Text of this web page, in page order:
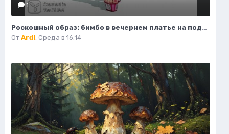
1
Роскошный образ: бимбо в вечернем платье на подиуме. Генерация из нейронной сети Flux 1
От Ardi, Среда в 16:14